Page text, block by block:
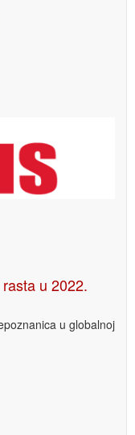
u 2022.
u globalnoj